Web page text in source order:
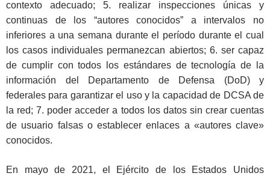
contexto adecuado; 5. realizar inspecciones únicas y
continuas de los “autores conocidos” a intervalos no
inferiores a una semana durante el período durante el cual
los casos individuales permanezcan abiertos; 6. ser capaz
de cumplir con todos los estándares de tecnología de la
información del Departamento de Defensa (DoD) y
federales para garantizar el uso y la capacidad de DCSA de
la red; 7. poder acceder a todos los datos sin crear cuentas
de usuario falsas o establecer enlaces a «autores clave»
conocidos.
En mayo de 2021, el Ejército de los Estados Unidos